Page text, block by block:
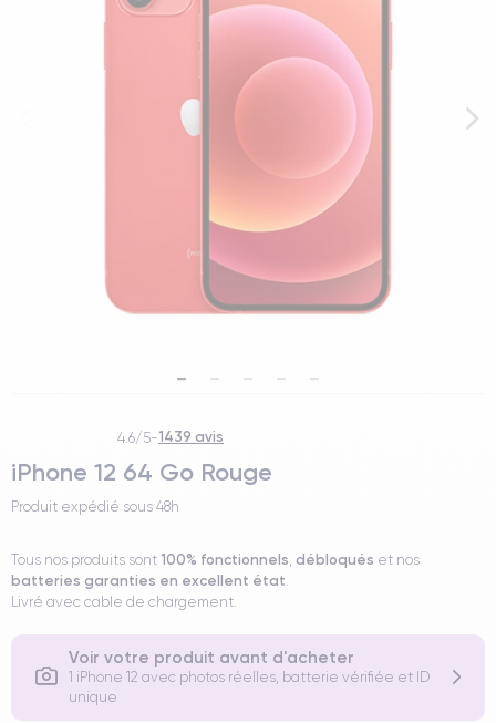
4.6/5-1439 avis
iPhone 12 64 Go Rouge
Produit expédié sous 48h
Tous nos produits sont 100% fonctionnels, débloqués et nos
batteries garanties en excellent état.
Livré avec cable de chargement.
Voir votre produit avant d'acheter
1 iPhone 12 avec photos réelles, batterie vérifiée et ID
unique